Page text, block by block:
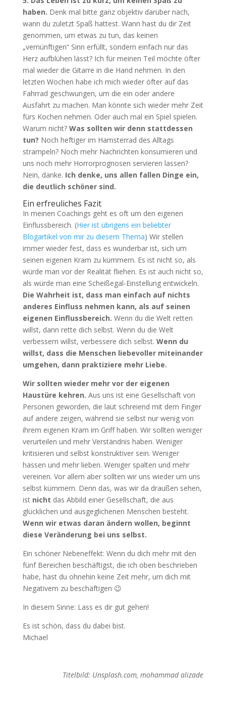
haben. Denk mal bitte ganz objektiv darüber nach,
wann du zuletzt Spaß hattest. Wann hast du dir Zeit
genommen, um etwas zu tun, das keinen
„vernünftigen“ Sinn erfüllt, sondern einfach nur das
Herz aufblühen lässt? Ich für meinen Teil möchte öfter
mal wieder die Gitarre in die Hand nehmen. In den
letzten Wochen habe ich mich wieder öfter auf das
Fahrrad geschwungen, um die ein oder andere
Ausfahrt zu machen. Man könnte sich wieder mehr Zeit
fürs Kochen nehmen. Oder auch mal ein Spiel spielen.
Warum nicht? Was sollten wir denn stattdessen
tun? Noch heftiger im Hamsterrad des Alltags
strampeln? Noch mehr Nachrichten konsumieren und
uns noch mehr Horrorprognosen servieren lassen?
Nein, danke. Ich denke, uns allen fallen Dinge ein,
die deutlich schöner sind.
Ein erfreuliches Fazit
In meinen Coachings geht es oft um den eigenen
Einflussbereich. (Hier ist übrigens ein beliebter
Blogartikel von mir zu diesem Thema) Wir stellen
immer wieder fest, dass es wunderbar ist, sich um
seinen eigenen Kram zu kümmern. Es ist nicht so, als
würde man vor der Realität fliehen. Es ist auch nicht so,
als würde man eine Scheißegal-Einstellung entwickeln.
Die Wahrheit ist, dass man einfach auf nichts
anderes Einfluss nehmen kann, als auf seinen
eigenen Einflussbereich. Wenn du die Welt retten
willst, dann rette dich selbst. Wenn du die Welt
verbessern willst, verbessere dich selbst. Wenn du
willst, dass die Menschen liebevoller miteinander
umgehen, dann praktiziere mehr Liebe.
Wir sollten wieder mehr vor der eigenen
Haustüre kehren. Aus uns ist eine Gesellschaft von
Personen geworden, die laut schreiend mit dem Finger
auf andere zeigen, während sie selbst nur wenig von
ihrem eigenen Kram im Griff haben. Wir sollten weniger
verurteilen und mehr Verständnis haben. Weniger
kritisieren und selbst konstruktiver sein. Weniger
hassen und mehr lieben. Weniger spalten und mehr
vereinen. Vor allem aber sollten wir uns wieder um uns
selbst kümmern. Denn das, was wir da draußen sehen,
ist nicht das Abbild einer Gesellschaft, die aus
glücklichen und ausgeglichenen Menschen besteht.
Wenn wir etwas daran ändern wollen, beginnt
diese Veränderung bei uns selbst.
Ein schöner Nebeneffekt: Wenn du dich mehr mit den
fünf Bereichen beschäftigst, die ich oben beschrieben
habe, hast du ohnehin keine Zeit mehr, um dich mit
Negativem zu beschäftigen 😉
In diesem Sinne: Lass es dir gut gehen!
Es ist schön, dass du dabei bist.
Michael
Titelbild: Unsplash.com, mohammad alizade